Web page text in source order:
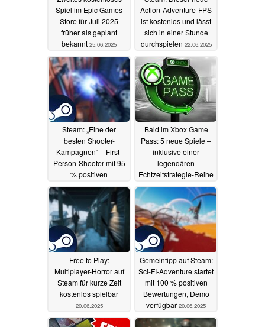
Spiel im Epic Games
Store für Juli 2025
früher als geplant
bekannt 25.06.2025
Action-Adventure-FPS
ist kostenlos und lässt
sich in einer Stunde
durchspielen 22.06.2025
Steam: „Eine der
besten Shooter-
Kampagnen“ – First-
Person-Shooter mit 95
% positiven
Bewertungen für unter
5 Euro zu ergattern
21.06.2025
Bald im Xbox Game
Pass: 5 neue Spiele –
inklusive einer
legendären
Echtzeitstrategie-Reihe
21.06.2025
Free to Play:
Multiplayer-Horror auf
Steam für kurze Zeit
kostenlos spielbar
20.06.2025
Gemeintipp auf Steam:
Sci-FI-Adventure startet
mit 100 % positiven
Bewertungen, Demo
verfügbar 20.06.2025